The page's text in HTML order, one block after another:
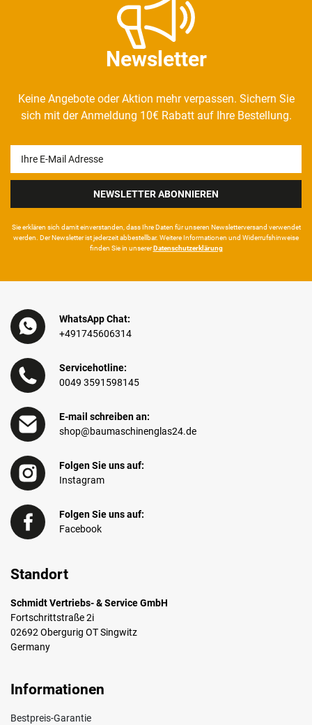
Newsletter
Keine Angebote oder Aktion mehr verpassen. Sichern Sie
sich mit der Anmeldung 10€ Rabatt auf Ihre Bestellung.
Honig
NEWSLETTER ABONNIEREN
Sie erklären sich damit ein­ver­standen, dass Ihre Da­ten für unseren News­letter­versand ver­wen­det
werden. Der News­letter ist jeder­zeit ab­bestel­lbar. Weitere Infor­mationen und Wider­rufshin­weise
finden Sie in unsererDaten­schutz­erklärung
WhatsApp Chat:
+491745606314
Servicehotline:
0049 3591598145
E-mail schreiben an:
shop@baumaschinenglas24.de
Folgen Sie uns auf:
Instagram
Folgen Sie uns auf:
Facebook
Standort
Schmidt Vertriebs- & Service GmbH
Fortschrittstraße 2i
02692 Obergurig OT Singwitz
Germany
Informationen
Bestpreis-Garantie